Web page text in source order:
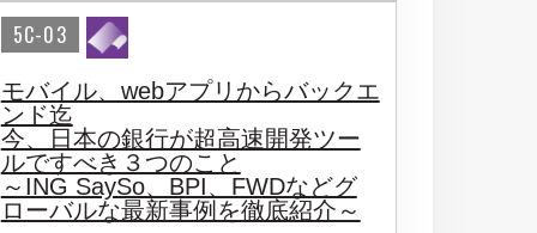
5C-03
モバイル、webアプリからバックエ
ンド迄
今、日本の銀行が超高速開発ツー
ルですべき３つのこと
～ING SaySo、BPI、FWDなどグ
ローバルな最新事例を徹底紹介～